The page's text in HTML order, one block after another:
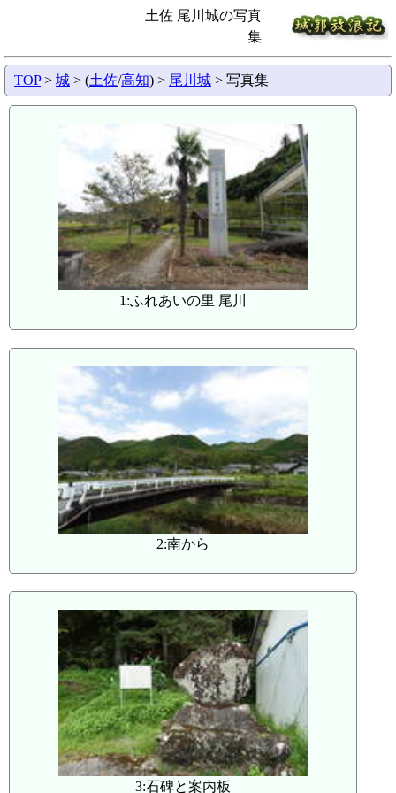
土佐 尾川城の写真
集
TOP> 城 > (土佐/高知) > 尾川城 > 写真集
1:ふれあいの里 尾川
2:南から
3:石碑と案内板